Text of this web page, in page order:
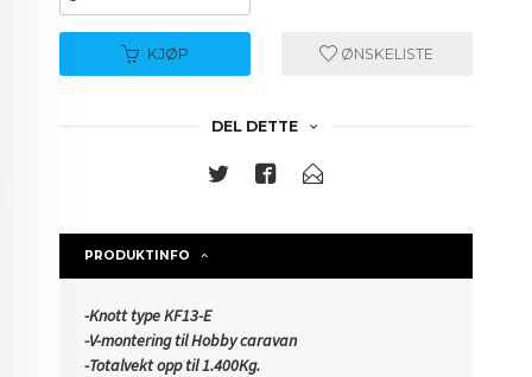
KJØP ØNSKELISTE
DEL DETTE
PRODUKTINFO
-Knott type KF13-E
-V-montering til Hobby caravan
-Totalvekt opp til 1.400Kg.